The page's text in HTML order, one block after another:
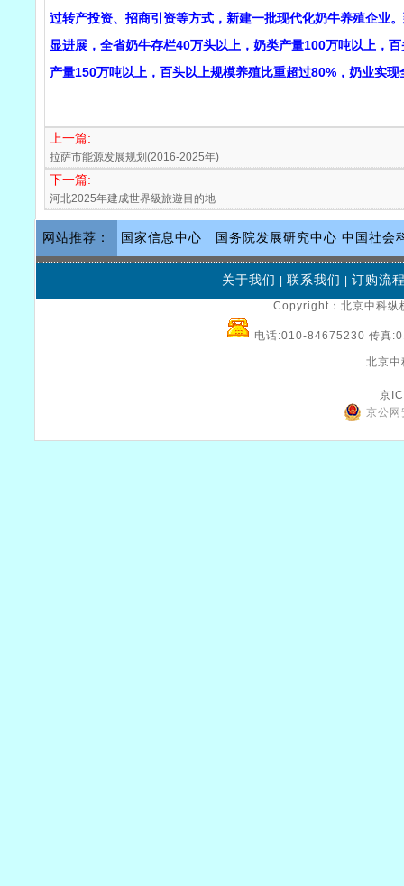
过转产投资、招商引资等方式，新建一批现代化奶牛养殖企业
显进展，全省奶牛存栏40万头以上，奶类产量100万吨以上，
产量150万吨以上，百头以上规模养殖比重超过80%，奶业实
上一篇:
拉萨市能源发展规划(2016-2025年)
下一篇:
河北2025年建成世界級旅遊目的地
网站推荐： 国家信息中心 国务院发展研究中心 中国社会
关于我们 联系我们 订购流
Copyright：北京中科
电话:010-84675230 传真
北京中
京
京公